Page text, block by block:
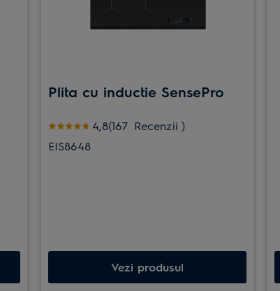
Plita cu inductie SensePro
Evaluare 4.8 din 5 stele (167 Recenzii)
4,8(167 Recenzii )
EIS8648
Vezi produsul